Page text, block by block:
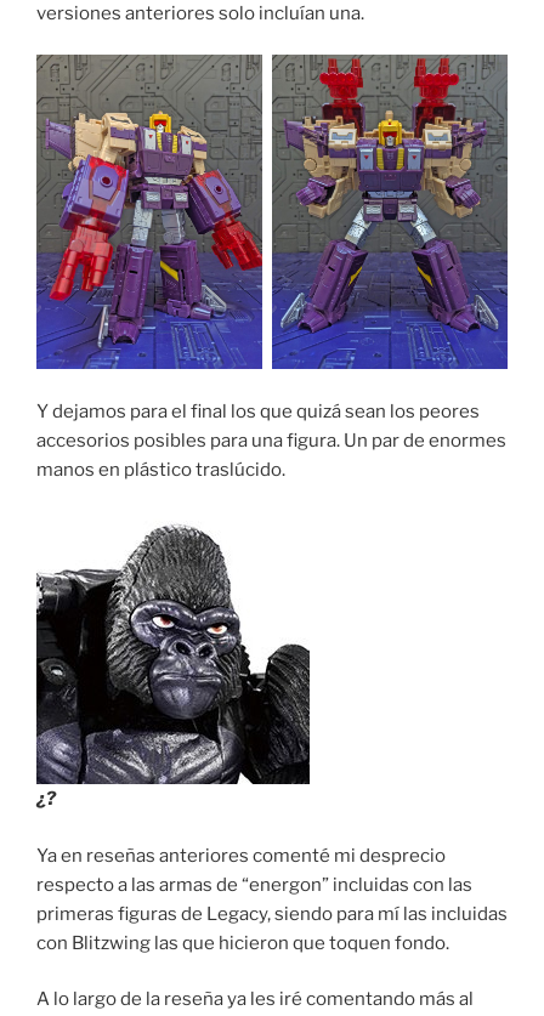
versiones anteriores solo incluían una.
Y dejamos para el final los que quizá sean los peores
accesorios posibles para una figura. Un par de enormes
manos en plástico traslúcido.
¿?
Ya en reseñas anteriores comenté mi desprecio
respecto a las armas de “energon” incluidas con las
primeras figuras de Legacy, siendo para mí las incluidas
con Blitzwing las que hicieron que toquen fondo.
A lo largo de la reseña ya les iré comentando más al